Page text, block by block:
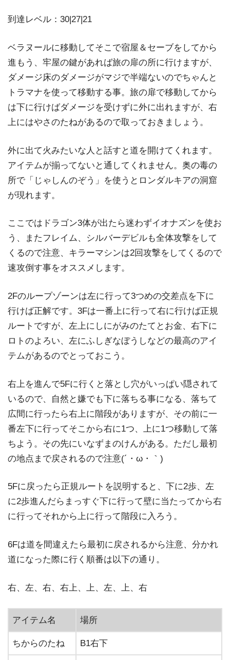
到達レベル：30|27|21
ベラヌールに移動してそこで宿屋＆セーブをしてから
進もう、牢屋の鍵があれば旅の扉の所に行けますが、
ダメージ床のダメージがマジで半端ないのでちゃんと
トラマナを使って移動する事。旅の扉で移動してから
は下に行けばダメージを受けずに外に出れますが、右
上にはやさのたねがあるので取っておきましょう。
外に出て火みたいな人と話すと道を開けてくれます。
アイテムが揃ってないと通してくれません。奥の毒の
所で「じゃしんのぞう」を使うとロンダルキアの洞窟
が現れます。
ここではドラゴン3体が出たら迷わずイオナズンを使お
う、またフレイム、シルバーデビルも全体攻撃をして
くるので注意、キラーマシンは2回攻撃をしてくるので
速攻倒す事をオススメします。
2Fのループゾーンは左に行って3つめの交差点を下に
行けば正解です。3Fは一番上に行って右に行けば正規
ルートですが、左上にしにがみのたてとお金、右下に
ロトのよろい、左にふしぎなぼうしなどの最高のアイ
テムがあるのでとっておこう。
右上を進んで5Fに行くと落とし穴がいっぱい隠されて
いるので、自然と嫌でも下に落ちる事になる、落ちて
広間に行ったら右上に階段がありますが、その前に一
番左下に行ってそこから右に1つ、上に1つ移動して落
ちよう。その先にいなずまのけんがある。ただし最初
の地点まで戻されるので注意(´・ω・｀)
5Fに戻ったら正規ルートを説明すると、下に2歩、左
に2歩進んだらまっすぐ下に行って壁に当たってから右
に行ってそれから上に行って階段に入ろう。
6Fは道を間違えたら最初に戻されるから注意、分かれ
道になった際に行く順番は以下の通り。
右、左、右、右上、上、左、上、右
アイテム名 場所
ちからのたね B1右下